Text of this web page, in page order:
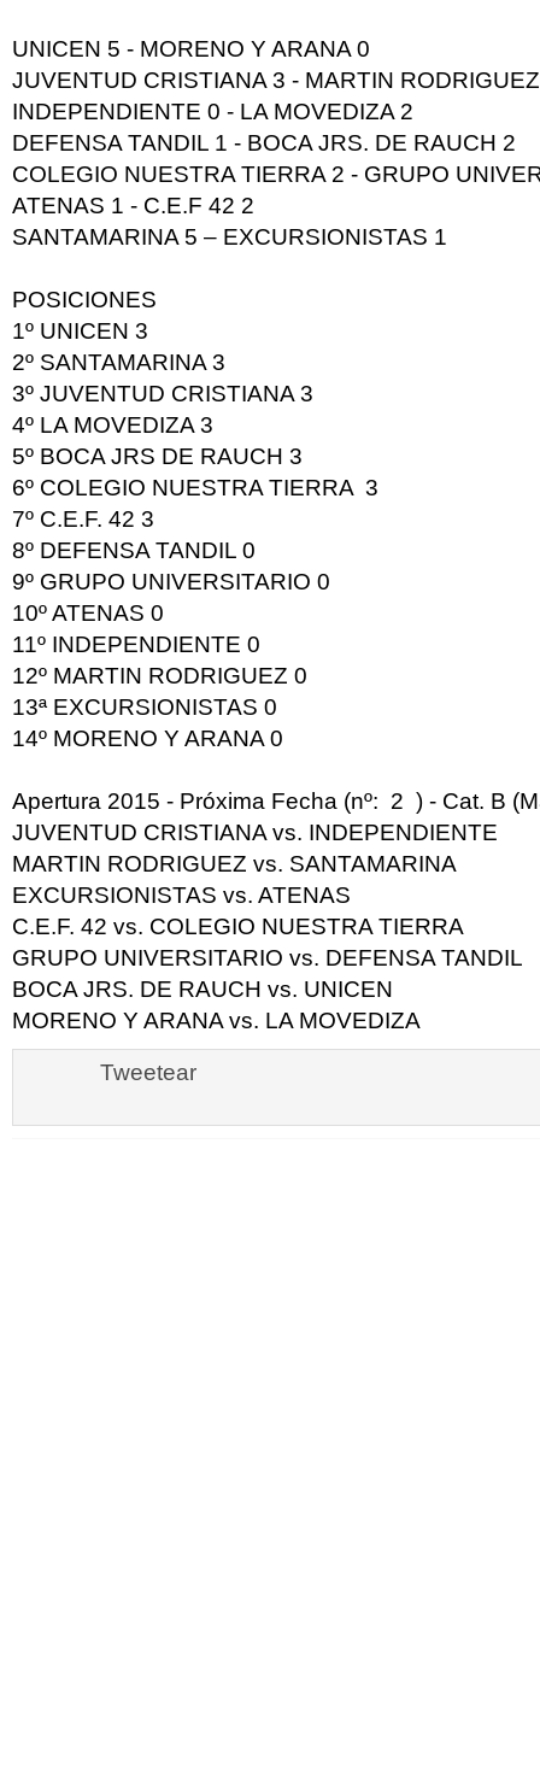
UNICEN 5 - MORENO Y ARANA 0
JUVENTUD CRISTIANA 3 - MARTIN
INDEPENDIENTE 0 - LA MOVEDIZA 2
DEFENSA TANDIL 1 - BOCA JRS. DE RAUCH 2
COLEGIO NUESTRA TIERRA 2 - GRUPO
ATENAS 1 - C.E.F 42 2
SANTAMARINA 5 – EXCURSIONISTAS 1
POSICIONES
1º UNICEN 3
2º SANTAMARINA 3
3º JUVENTUD CRISTIANA 3
4º LA MOVEDIZA 3
5º BOCA JRS DE RAUCH 3
6º COLEGIO NUESTRA TIERRA 3
7º C.E.F. 42 3
8º DEFENSA TANDIL 0
9º GRUPO UNIVERSITARIO 0
10ºATENAS 0
11º INDEPENDIENTE 0
12º MARTIN RODRIGUEZ 0
13ª EXCURSIONISTAS 0
14º MORENO Y ARANA 0
Apertura 2015 - Próxima Fecha (nº: 2 ) - Cat. B
JUVENTUD CRISTIANA vs. INDEPENDIENTE
MARTIN RODRIGUEZ vs. SANTAMARINA
EXCURSIONISTAS vs. ATENAS
C.E.F. 42 vs. COLEGIO NUESTRA TIERRA
GRUPO UNIVERSITARIO vs. DEFENSA TANDIL
BOCA JRS. DE RAUCH vs. UNICEN
MORENO Y ARANA vs. LA MOVEDIZA
Tweetear